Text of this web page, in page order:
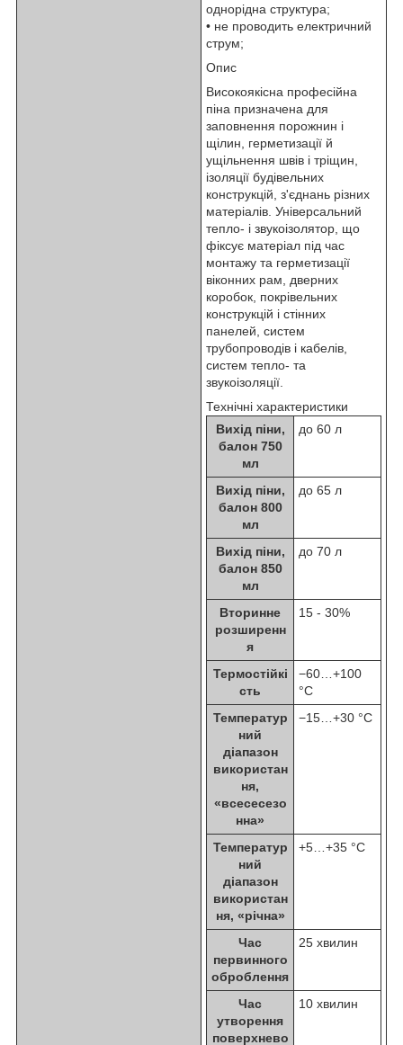
однорідна структура;
• не проводить електричний
струм;
Опис
Високоякісна професійна
піна призначена для
заповнення порожнин і
щілин, герметизації й
ущільнення швів і тріщин,
ізоляції будівельних
конструкцій, з'єднань різних
матеріалів. Універсальний
тепло- і звукоізолятор, що
фіксує матеріал під час
монтажу та герметизації
віконних рам, дверних
коробок, покрівельних
конструкцій і стінних
панелей, систем
трубопроводів і кабелів,
систем тепло- та
звукоізоляції.
Технічні характеристики
Вихід піни,
балон 750
мл
до 60 л
Вихід піни,
балон 800
мл
до 65 л
Вихід піни,
балон 850
мл
до 70 л
Вторинне
розширенн
я
15 - 30%
Термостійкі
сть
−60…+100
°C
Температур
ний
діапазон
використан
ня,
«всесесезо
нна»
−15…+30 °C
Температур
ний
діапазон
використан
ня, «річна»
+5…+35 °C
Час
первинного
оброблення
25 хвилин
Час
утворення
поверхнево
10 хвилин